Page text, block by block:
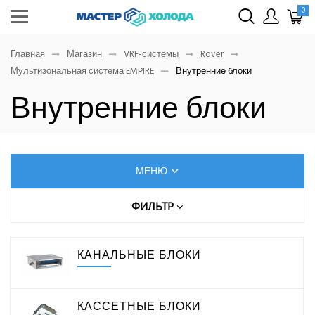
0
Главная Магазин VRF-системы
Rover
Мультизональная система EMPIRE
Внутренние блоки
Внутренние блоки
МЕНЮ
VRF-СИСТЕМЫ
Gree
ФИЛЬТР
До
КАНАЛЬНЫЕ БЛОКИ
КАССЕТНЫЕ БЛОКИ